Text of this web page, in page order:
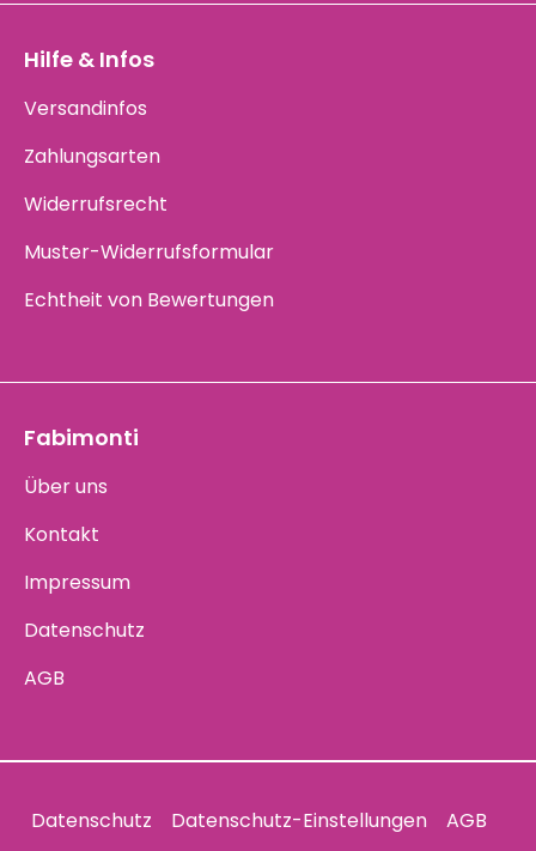
Hilfe & Infos
Versandinfos
Zahlungsarten
Widerrufsrecht
Muster-Widerrufsformular
Echtheit von Bewertungen
Fabimonti
Über uns
Kontakt
Impressum
Datenschutz
AGB
Datenschutz Datenschutz-Einstellungen
AGB